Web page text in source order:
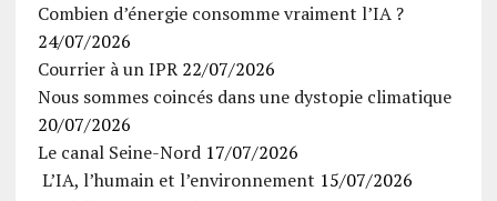
Combien d’énergie consomme vraiment l’IA ?
24/07/2026
Courrier à un IPR 22/07/2026
Nous sommes coincés dans une dystopie climatique
20/07/2026
Le canal Seine-Nord 17/07/2026
L’IA, l’humain et l’environnement 15/07/2026